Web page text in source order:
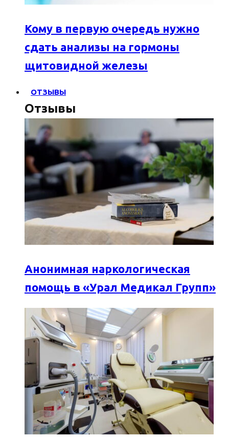
Кому в первую очередь нужно
сдать анализы на гормоны
щитовидной железы
ОТЗЫВЫ
Отзывы
Анонимная наркологическая
помощь в «Урал Медикал Групп»